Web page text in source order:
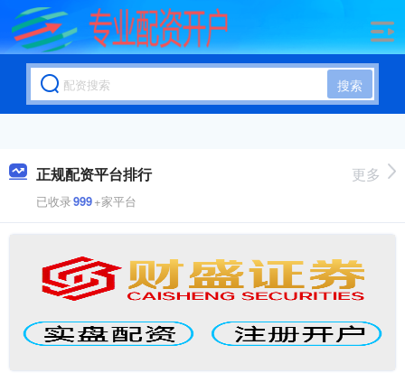
搜索
正规配资平台排行
已收录999+家平台
更多